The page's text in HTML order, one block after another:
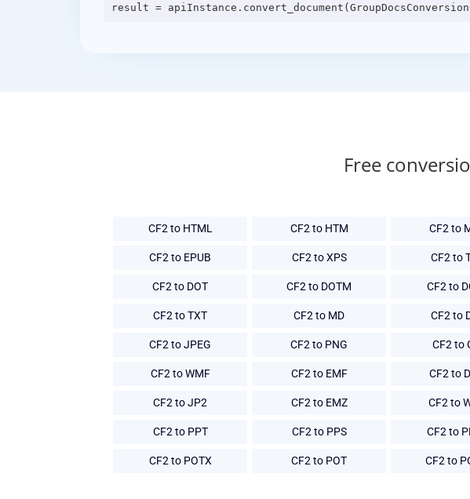
Free
CF2 to HTML CF2 to HTM CF2 to
CF2 to EPUB CF2 to XPS CF2 to
CF2 to DOT CF2 to DOTM CF2 to
CF2 to TXT CF2 to MD CF2 to
CF2 to JPEG CF2 to PNG CF2 to
CF2 to WMF CF2 to EMF CF2 to
CF2 to JP2 CF2 to EMZ CF2 to
CF2 to PPT CF2 to PPS CF2 to
CF2 to POTX CF2 to POT CF2 to